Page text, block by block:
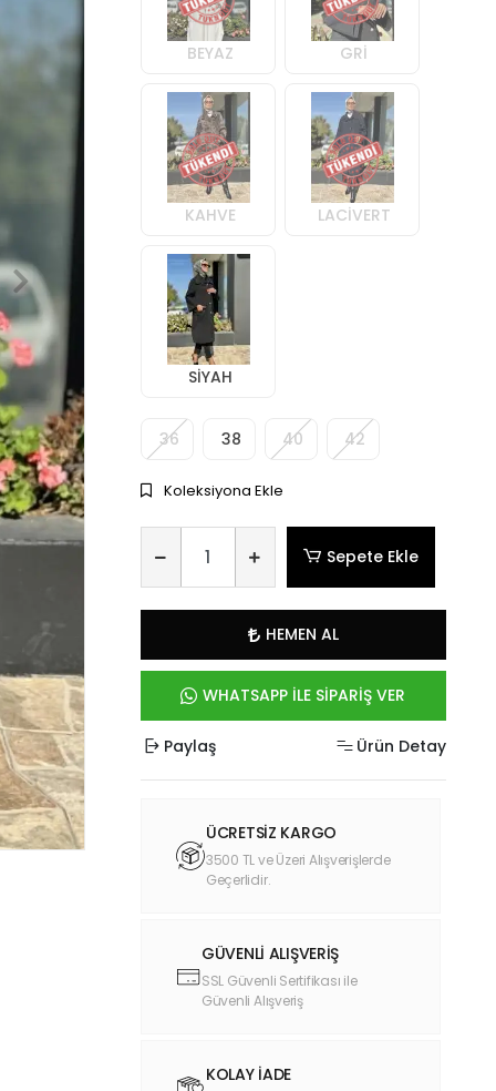
BEYAZ GRİ
KAHVE LACİVERT
SİYAH
36 38 40 42
Koleksiyona Ekle
Sepete Ekle
HEMEN AL
WHATSAPP İLE SİPARİŞ VER
Paylaş Ürün Detay
ÜCRETSİZ KARGO
3500 TL ve Üzeri Alışverişlerde
Geçerlidir.
GÜVENLİ ALIŞVERİŞ
SSL Güvenli Sertifikası ile
Güvenli Alışveriş
KOLAY İADE